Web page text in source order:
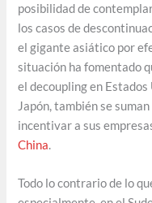
posibilidad de
los casos de
el gigante asiático por
situación ha fomentado
el decoupling en
Japón, también se
incentivar a sus
China.
Todo lo contrario de lo